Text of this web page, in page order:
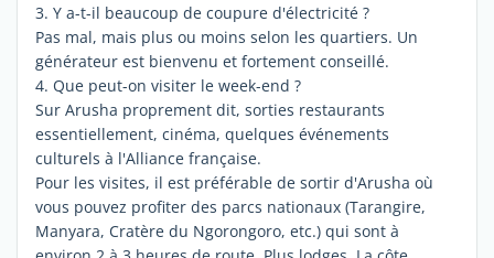
3. Y a-t-il beaucoup de coupure d'électricité ?
Pas mal, mais plus ou moins selon les quartiers. Un
générateur est bienvenu et fortement conseillé.
4. Que peut-on visiter le week-end ?
Sur Arusha proprement dit, sorties restaurants
essentiellement, cinéma, quelques événements
culturels à l'Alliance française.
Pour les visites, il est préférable de sortir d'Arusha où
vous pouvez profiter des parcs nationaux (Tarangire,
Manyara, Cratère du Ngorongoro, etc.) qui sont à